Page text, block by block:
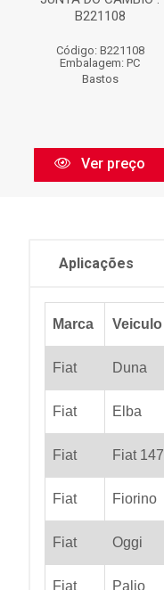
B221108
Código: B221108
Embalagem: PC
Bastos
Ver preço
Aplicações
Marca Veiculo
Fiat Duna
Fiat Elba
Fiat Fiat 147
Fiat Fiorino
Fiat Oggi
Fiat Palio